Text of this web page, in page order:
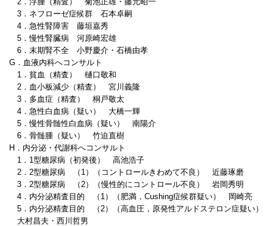
3．ネフローゼ症候群 石本卓嗣
4．急性腎障害 藤垣嘉秀
5．慢性腎臓病 河原崎宏雄
6．末期腎不全 小野慶介・石橋由孝
G．血液内科へコンサルト
1．貧血（精査） 樋口敬和
2．血小板減少（精査） 宮川義隆
3．多血症（精査） 桐戸敬太
4．急性白血病（疑い） 大橋一輝
5．慢性骨髄性白血病（疑い） 南陽介
6．骨髄腫（疑い） 竹迫直樹
H．内分泌・代謝科へコンサルト
1．1型糖尿病（初発後） 高池浩子
2．2型糖尿病 （1）（コントロールきわめて不良） 近藤琢磨
3．2型糖尿病 （2）（慢性的にコントロール不良） 岩岡秀明
4．内分泌精査目的 （1）（肥満，Cushing症候群疑い） 岡崎亮
5．内分泌精査目的 （2）（高血圧，原発性アルドステロン症疑い）
大村昌夫・西川哲男